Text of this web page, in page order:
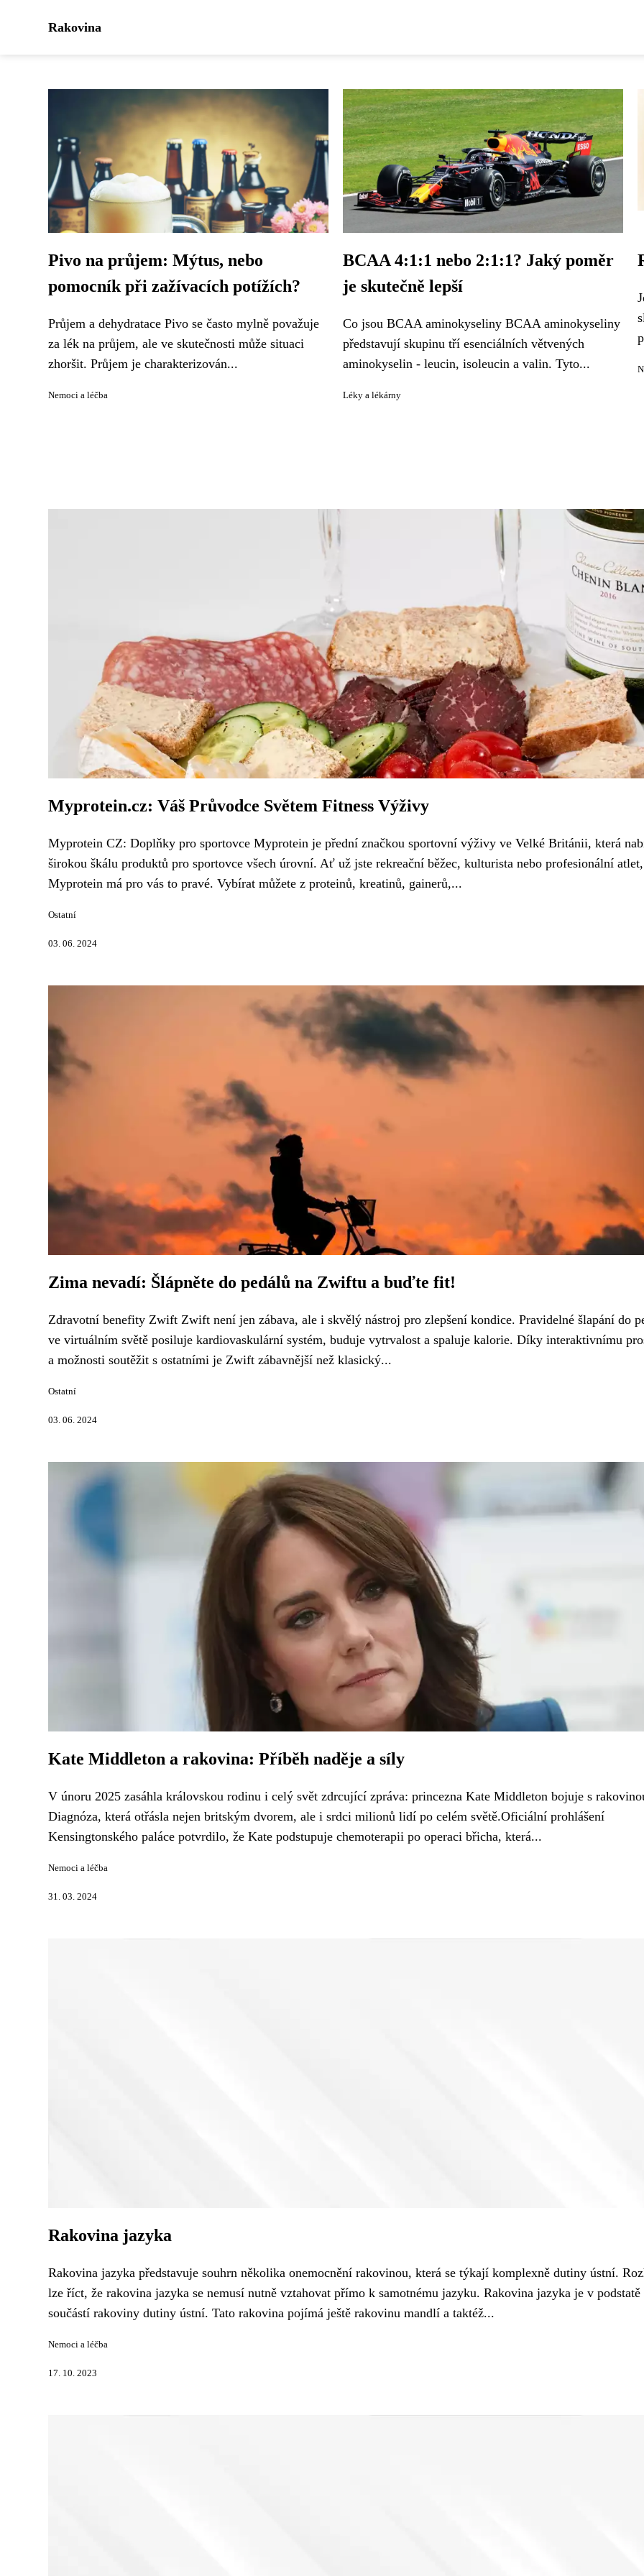
Rakovina
Pivo na průjem: Mýtus, nebo
pomocník při zažívacích potížích?
Průjem a dehydratace Pivo se často mylně považuje
za lék na průjem, ale ve skutečnosti může situaci
zhoršit. Průjem je charakterizován...
Nemoci a léčba
BCAA 4:1:1 nebo 2:1:1? Jaký poměr
je skutečně lepší
Co jsou BCAA aminokyseliny BCAA aminokyseliny
představují skupinu tří esenciálních větvených
aminokyselin - leucin, isoleucin a valin. Tyto...
Léky a lékárny
Myprotein.cz: Váš Průvodce Světem Fitness Výživy
Myprotein CZ: Doplňky pro sportovce Myprotein je přední značkou sportovní výživy ve Velké Británii, která
širokou škálu produktů pro sportovce všech úrovní. Ať už jste rekreační běžec, kulturista nebo profesionální atlet,
Myprotein má pro vás to pravé. Vybírat můžete z proteinů, kreatinů, gainerů,...
Ostatní
03. 06. 2024
Zima nevadí: Šlápněte do pedálů na Zwiftu a buďte fit!
Zdravotní benefity Zwift Zwift není jen zábava, ale i skvělý nástroj pro zlepšení kondice. Pravidelné šlapání do
ve virtuálním světě posiluje kardiovaskulární systém, buduje vytrvalost a spaluje kalorie. Díky interaktivnímu
a možnosti soutěžit s ostatními je Zwift zábavnější než klasický...
Ostatní
03. 06. 2024
Kate Middleton a rakovina: Příběh naděje a síly
V únoru 2025 zasáhla královskou rodinu i celý svět zdrcující zpráva: princezna Kate Middleton bojuje s
Diagnóza, která otřásla nejen britským dvorem, ale i srdci milionů lidí po celém světě.Oficiální prohlášení
Kensingtonského paláce potvrdilo, že Kate podstupuje chemoterapii po operaci břicha, která...
Nemoci a léčba
31. 03. 2024
Rakovina jazyka
Rakovina jazyka představuje souhrn několika onemocnění rakovinou, která se týkají komplexně dutiny ústní.
lze říct, že rakovina jazyka se nemusí nutně vztahovat přímo k samotnému jazyku. Rakovina jazyka je v podstatě
součástí rakoviny dutiny ústní. Tato rakovina pojímá ještě rakovinu mandlí a taktéž...
Nemoci a léčba
17. 10. 2023